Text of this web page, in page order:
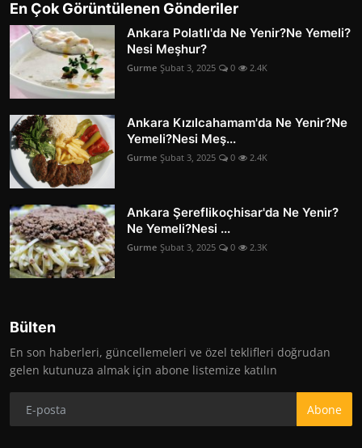
En Çok Görüntülenen Gönderiler
Ankara Polatlı'da Ne Yenir?Ne Yemeli?
Nesi Meşhur?
Gurme Şubat 3, 2025 0 2.4K
Ankara Kızılcahamam'da Ne Yenir?Ne
Yemeli?Nesi Meş...
Gurme Şubat 3, 2025 0 2.4K
Ankara Şereflikoçhisar'da Ne Yenir?
Ne Yemeli?Nesi ...
Gurme Şubat 3, 2025 0 2.3K
Bülten
En son haberleri, güncellemeleri ve özel teklifleri doğrudan
gelen kutunuza almak için abone listemize katılın
Abone